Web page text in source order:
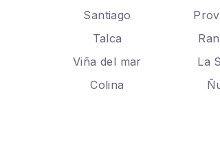
Santiago
Talca
Viña del mar
La
Colina